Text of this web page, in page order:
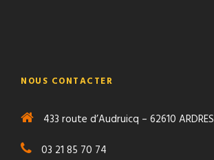
NOUS CONTACTER
433 route d’Audruicq – 62610 ARDRES
03 21 85 70 74